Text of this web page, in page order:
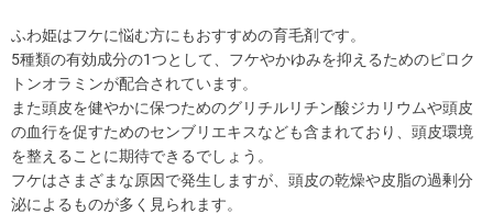
a
d
m
e
ふわ姫はフケに悩む方にもおすすめの育毛剤です。
5種類の有効成分の1つとして、フケやかゆみを抑えるためのピロク
トンオラミンが配合されています。
また頭皮を健やかに保つためのグリチルリチン酸ジカリウムや頭皮
の血行を促すためのセンブリエキスなども含まれており、頭皮環境
を整えることに期待できるでしょう。
フケはさまざまな原因で発生しますが、頭皮の乾燥や皮脂の過剰分
泌によるものが多く見られます。